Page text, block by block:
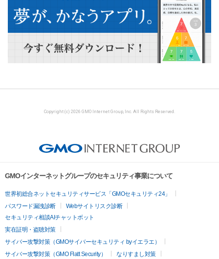
Copyright (c) 2026 GMO Internet Group, Inc. All Rights Reserved.
GMOインターネットグループのセキュリティ事業について
世界初総合ネットセキュリティサービス「GMOセキュリティ24」
パスワード漏洩診断
Webサイトリスク診断
セキュリティ相談AIチャットボット
実在証明・盗聴対策
サイバー攻撃対策（GMOサイバーセキュリティ byイエラエ）
サイバー攻撃対策（GMO Flatt Security）
なりすまし対策